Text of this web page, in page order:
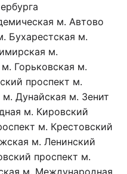
м. Автово
Бухарестская м.
м.
м. Горьковская м.
проспект м.
м. Дунайская м. Зенит
м. Кировский
м. Крестовский
м. Ленинский
проспект м.
м. Международная